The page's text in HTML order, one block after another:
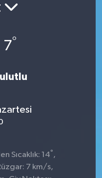
7°
Sıcaklık: 14° ,
7 km/s,